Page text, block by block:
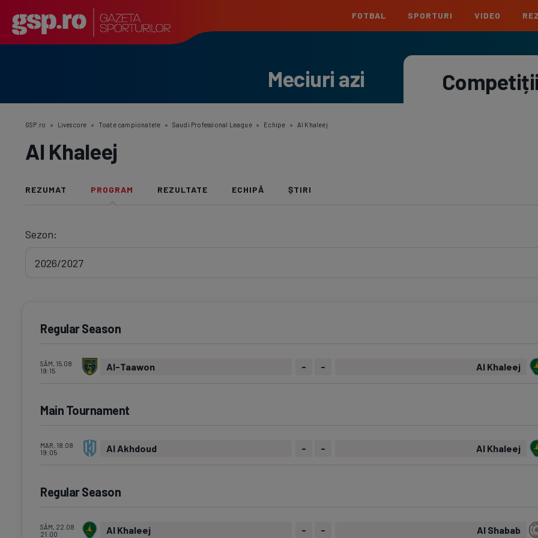
FOTBAL
Clasament
Liga 2
Echipe
Pariuri
SPORTURI VIDEO
Meciuri azi Competiții
GSP.ro » Livescore » Toate campionatele » Saudi Professional League » Echipe » Al Khaleej
Al Khaleej
REZUMAT PROGRAM REZULTATE ECHIPĂ ȘTIRI
Sezon:
Regular Season
SÂM, 15.08
19:15
Al-Taawon - Al Khaleej
-
Main Tournament
MAR, 18.08
19:05
Al Akhdoud - Al Khaleej
-
Regular Season
SÂM, 22.08
21:00
Al Khaleej - Al Shabab
-